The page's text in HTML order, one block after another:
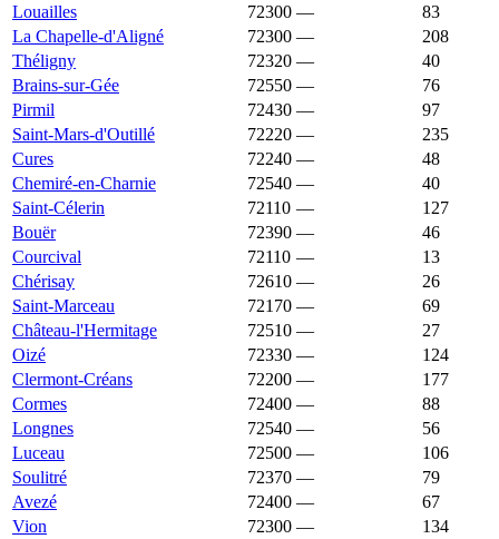
Louailles
72300 —
83
La Chapelle-d'Aligné
72300 —
208
Théligny
72320 —
40
Brains-sur-Gée
72550 —
76
Pirmil
72430 —
97
Saint-Mars-d'Outillé
72220 —
235
Cures
72240 —
48
Chemiré-en-Charnie
72540 —
40
Saint-Célerin
72110 —
127
Bouër
72390 —
46
Courcival
72110 —
13
Chérisay
72610 —
26
Saint-Marceau
72170 —
69
Château-l'Hermitage
72510 —
27
Oizé
72330 —
124
Clermont-Créans
72200 —
177
Cormes
72400 —
88
Longnes
72540 —
56
Luceau
72500 —
106
Soulitré
72370 —
79
Avezé
72400 —
67
Vion
72300 —
134